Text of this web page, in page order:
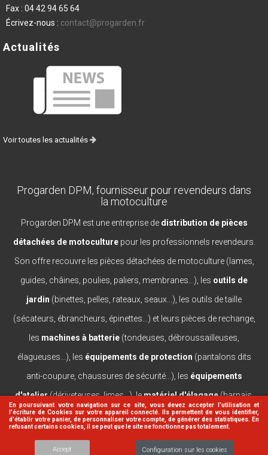
En poursuivant votre navigation sur ce site, vous devez accepter l’utilisation et
l'écriture de Cookies sur votre appareil connecté. Ils permettent de vous identifier,
d'établir votre panier, de personnaliser votre compte, de générer des statistiques. En
refusant certains cookies, il se peut que le site ne fonctionne pas totalement.
Accept Configuration sur les cookies
Fax : 04 42 94 65 64
Écrivez-nous : contact@progarden.fr
Actualités
Voir toutes les actualités
Progarden DPM, fournisseur pour revendeurs dans
la motoculture
Progarden DPM est une entreprise de distribution de pièces
détachées de motoculturepour les professionnels revendeurs.
Son offre recouvre les pièces détachées de motoculture (lames,
guides, châines, poulies, paliers, membranes...), les outils de
jardin (binettes, pelles, rateaux, seaux...), les outils de taille
(sécateurs, ébrancheurs, épinettes...) et leurs pièces de rechange,
les machines à batterie (tondeuses, débroussailleuses,
élagueuses...), les équipements de protection (pantalons dits
anti-coupure, chaussures de sécurité...), les équipements
d'atelier(dériveteuses, limes...), lematériel d'élagage(harnais,
casques, lanceurs...).